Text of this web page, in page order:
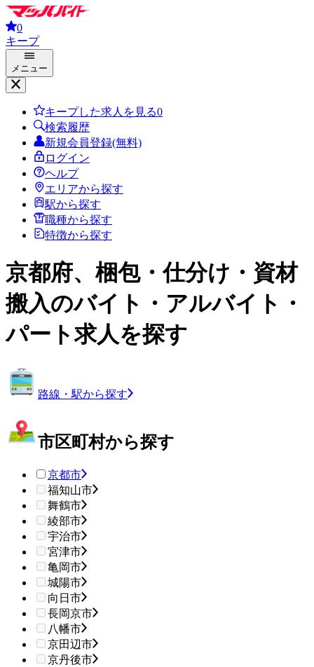
0
キープ
メニュー
キープした求人を見る0
検索履歴
新規会員登録(無料)
ログイン
ヘルプ
エリアから探す
駅から探す
職種から探す
特徴から探す
京都府、梱包・仕分け・資材
搬入のバイト・アルバイト・
パート求人を探す
路線・駅から探す
市区町村から探す
京都市
福知山市
舞鶴市
綾部市
宇治市
宮津市
亀岡市
城陽市
向日市
長岡京市
八幡市
京田辺市
京丹後市